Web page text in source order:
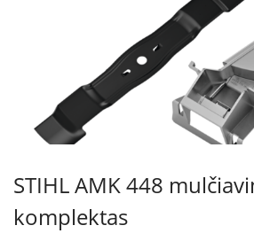
STIHL AMK 448
komplektas